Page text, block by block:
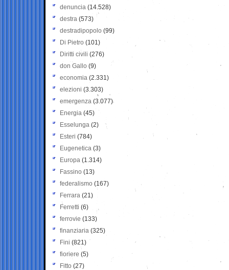
denuncia (14.528)
destra (573)
destradipopolo (99)
Di Pietro (101)
Diritti civili (276)
don Gallo (9)
economia (2.331)
elezioni (3.303)
emergenza (3.077)
Energia (45)
Esselunga (2)
Esteri (784)
Eugenetica (3)
Europa (1.314)
Fassino (13)
federalismo (167)
Ferrara (21)
Ferretti (6)
ferrovie (133)
finanziaria (325)
Fini (821)
fioriere (5)
Fitto (27)